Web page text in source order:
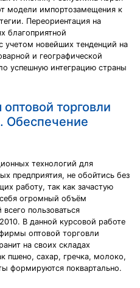
модели импортозамещения к
Переориентация на
благоприятной
новейших тенденций на
и географической
успешную интеграцию страны
торговли
Обеспечение
технологий для
предприятия, не обойтись без
работу, так как зачастую
огромный объём
пользоваться
В данной курсовой работе
оптовой торговли
на своих складах
пшено, сахар, гречка, молоко,
формируются поквартально.